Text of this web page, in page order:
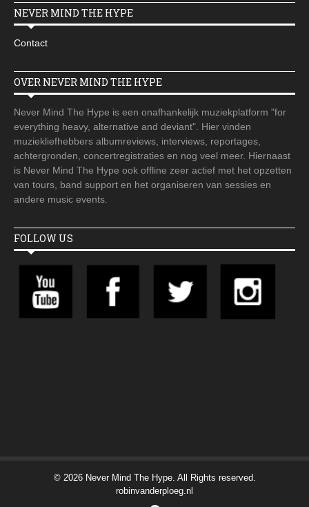
NEVER MIND THE HYPE
Contact
OVER NEVER MIND THE HYPE
Never Mind The Hype is een onafhankelijk muziekplatform "for
everything heavy, alternative and deviant". Hier vinden
muziekliefhebbers albumreviews, interviews, reportages,
achtergronden, concertregistraties en nog veel meer. Hiernaast
is Never Mind The Hype ook offline zeer actief met het opzetten
van tours, band support en het organiseren van sessies en
andere music events.
FOLLOW US
© 2026 Never Mind The Hype. All Rights reserved.
robinvanderploeg.nl